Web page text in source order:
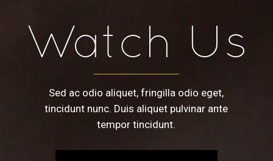
Watch Us
Sed ac odio aliquet, fringilla odio eget,
tincidunt nunc. Duis aliquet pulvinar ante
tempor tincidunt.